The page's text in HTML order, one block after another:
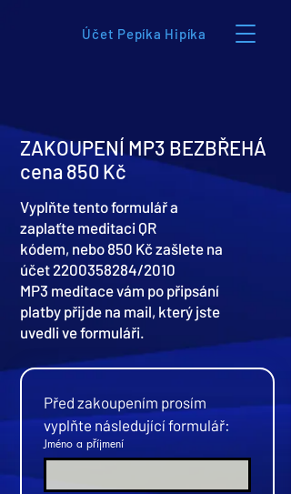
Účet Pepíka Hipíka
ZAKOUPENÍ MP3 BEZBŘEHÁ
cena 850 Kč
Vyplňte tento formulář a
zaplaťte meditaci QR
kódem, nebo 850 Kč zašlete na
účet 2200358284/2010
MP3 meditace vám po připsání
platby přijde na mail, který jste
uvedli ve formuláři.
Před zakoupením prosím
vyplňte následující formulář:
Jméno a příjmení